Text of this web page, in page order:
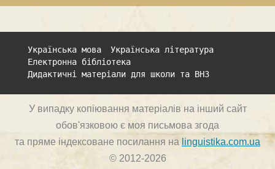
Українська мова
Українська література
Електронна бібліотека
Дидактичні матеріали для школи та ВНЗ
У випадку копіювання матеріалів на інший сайт
обов'язковою є моя письмова згода
та пряме індексоване посилання на linguistika.com.ua
© 2012-2026